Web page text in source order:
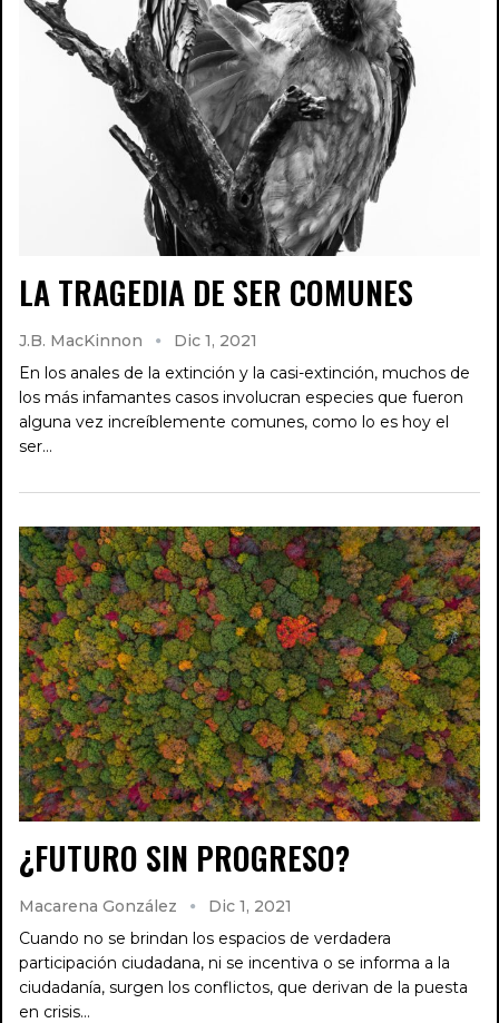
LA TRAGEDIA DE SER COMUNES
J.B. MacKinnon
Dic 1, 2021
En los anales de la extinción y la casi-extinción, muchos de
los más infamantes casos involucran especies que fueron
alguna vez increíblemente comunes, como lo es hoy el
ser…
¿FUTURO SIN PROGRESO?
Macarena González
Dic 1, 2021
Cuando no se brindan los espacios de verdadera
participación ciudadana, ni se incentiva o se informa a la
ciudadanía, surgen los conflictos, que derivan de la puesta
en crisis…